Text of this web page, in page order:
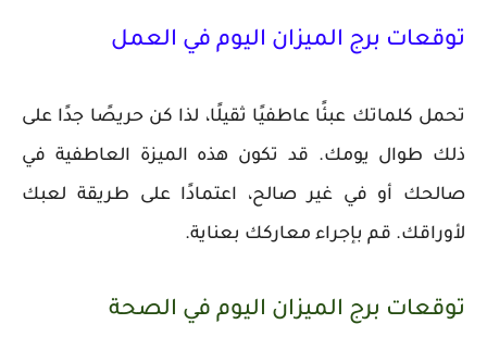
توقعات برج الميزان اليوم في العمل
تحمل كلماتك عبئًا عاطفيًا ثقيلًا، لذا كن حريصًا جدًا على
ذلك طوال يومك. قد تكون هذه الميزة العاطفية في
صالحك أو في غير صالح، اعتمادًا على طريقة لعبك
لأوراقك. قم بإجراء معاركك بعناية.
توقعات برج الميزان اليوم في الصحة